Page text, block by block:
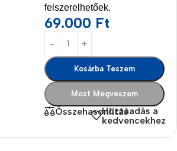
felszerelhetőek.
69.000 Ft
Kosárba Teszem
Most Megveszem
ÖsszehasonlításHozzáadás a
kedvencekhez